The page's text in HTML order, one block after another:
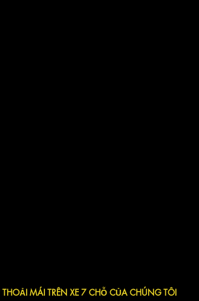
MÁI TRÊN XE 7 CHỖ CỦA CHÚNG TÔI